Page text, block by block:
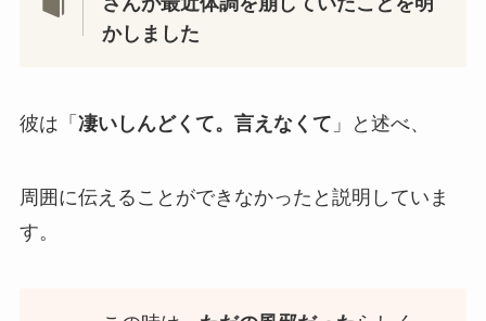
かしました
彼は「 凄いしんどくて。言えなくて 」と述べ、
周囲に伝えることができなかったと説明していま
す。